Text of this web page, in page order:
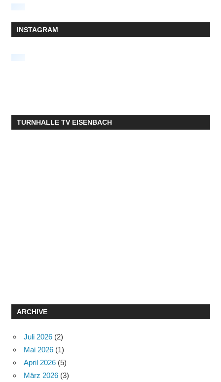
INSTAGRAM
TURNHALLE TV EISENBACH
ARCHIVE
Juli 2026 (2)
Mai 2026 (1)
April 2026 (5)
März 2026 (3)